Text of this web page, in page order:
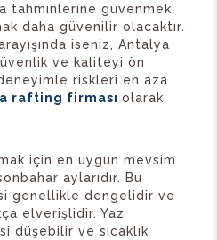
tahminlerine güvenmek
daha güvenilir olacaktır.
iseniz, Antalya
ve kaliteyi ön
riskleri en aza
rafting firması olarak
için en uygun mevsim
aylarıdır. Bu
genellikle dengelidir ve
elverişlidir. Yaz
düşebilir ve sıcaklık